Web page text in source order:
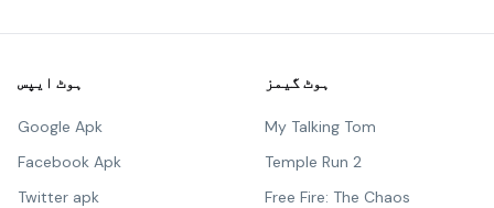
ہوٹ ایپس
Google Apk
Facebook Apk
Twitter apk
ہوٹ گیمز
My Talking Tom
Temple Run 2
Free Fire: The Chaos